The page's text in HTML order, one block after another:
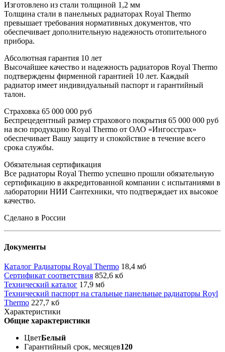
Изготовлено из стали толщиной 1,2 мм
Толщина стали в панельных радиаторах Royal Thermo
превышает требования нормативных документов, что
обеспечивает дополнительную надежность отопительного
прибора.
Абсолютная гарантия 10 лет
Высочайшее качество и надежность радиаторов Royal Thermo
подтверждены фирменной гарантией 10 лет. Каждый
радиатор имеет индивидуальный паспорт и гарантийный
талон.
Страховка 65 000 000 руб
Беспрецедентный размер страхового покрытия 65 000 000 руб
на всю продукцию Royal Thermo от ОАО «Ингосстрах»
обеспечивает Вашу защиту и спокойствие в течение всего
срока службы.
Обязательная сертификация
Все радиаторы Royal Thermo успешно прошли обязательную
сертификацию в аккредитованной компании с испытаниями в
лаборатории НИИ Сантехники, что подтверждает их высокое
качество.
Сделано в России
Документы
Каталог Радиаторы Royal Thermo 18,4 мб
Сертификат соответствия 852,6 кб
Технический каталог 17,9 мб
Технический паспорт на стальные панельные радиаторы Royl
Thermo 227,7 кб
Характеристики
Общие характеристики
ЦветБелый
Гарантийный срок, месяцев120